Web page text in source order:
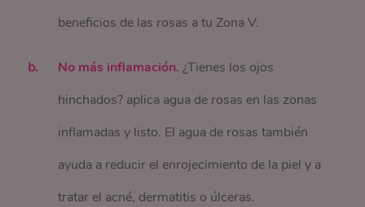
beneficios de las rosas a tu Zona V.
No más inflamación. ¿Tienes los ojos
hinchados? aplica agua de rosas en las zonas
inflamadas y listo. El agua de rosas también
ayuda a reducir el enrojecimiento de la piel y a
tratar el acné, dermatitis o úlceras.